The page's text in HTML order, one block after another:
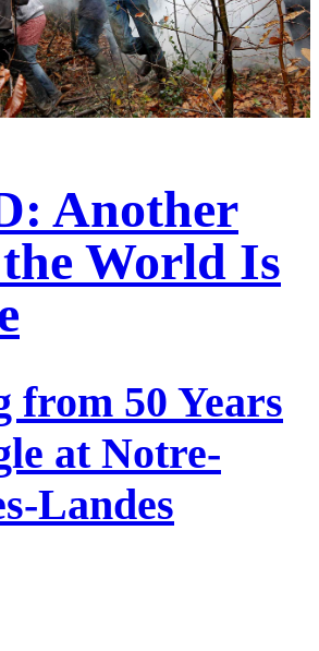
Another
World Is
from 50 Years
at Notre-
Landes